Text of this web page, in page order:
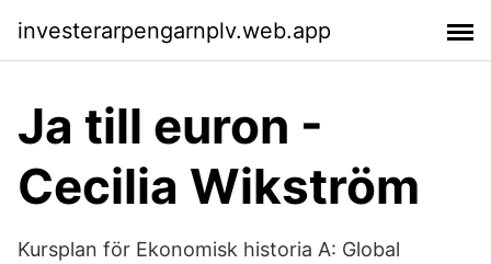
investerarpengarnplv.web.app
Ja till euron -
Cecilia Wikström
Kursplan för Ekonomisk historia A: Global